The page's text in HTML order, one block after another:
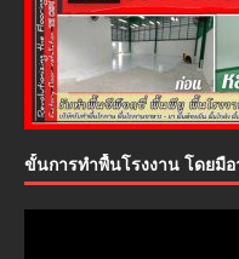
ขั้นการทำพื้นโรงงาน โดยมื